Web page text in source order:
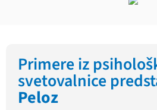
Primere iz
svetovalnice
Peloz